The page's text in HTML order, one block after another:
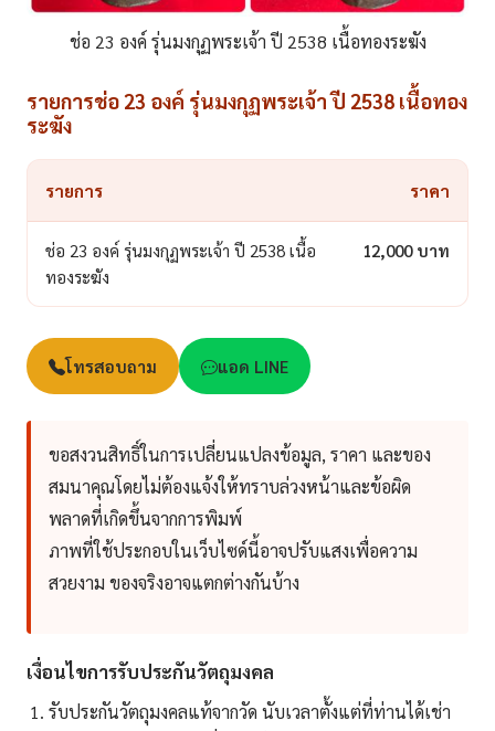
ช่อ 23 องค์ รุ่นมงกุฏพระเจ้า ปี 2538 เนื้อทองระฆัง
รายการช่อ 23 องค์ รุ่นมงกุฏพระเจ้า ปี 2538 เนื้อทอง
ระฆัง
รายการ ราคา
ช่อ 23 องค์ รุ่นมงกุฏพระเจ้า ปี 2538 เนื้อ
ทองระฆัง
12,000 บาท
โทรสอบถาม แอด LINE
ขอสงวนสิทธิ์ในการเปลี่ยนแปลงข้อมูล, ราคา และของ
สมนาคุณโดยไม่ต้องแจ้งให้ทราบล่วงหน้าและข้อผิด
พลาดที่เกิดขึ้นจากการพิมพ์
ภาพที่ใช้ประกอบในเว็บไซด์นี้อาจปรับแสงเพื่อความ
สวยงาม ของจริงอาจแตกต่างกันบ้าง
เงื่อนไขการรับประกันวัตถุมงคล
รับประกันวัตถุมงคลแท้จากวัด นับเวลาตั้งแต่ที่ท่านได้เช่า